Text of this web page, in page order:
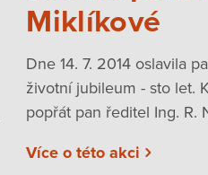
Miklíkové
Dne 14. 7. 2014 oslavila
životní jubileum - sto let.
popřát pan ředitel Ing. R.
Více o této akci